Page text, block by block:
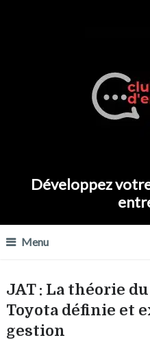
Développez
Menu
JAT : La théorie
Toyota définie et
gestion